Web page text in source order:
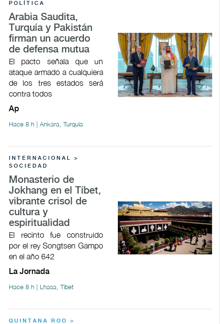
POLÍTICA
Arabia Saudita,
Turquía y Pakistán
firman un acuerdo
de defensa mutua
El pacto señala que un
ataque armado a cualquiera
de los tres estados será
contra todos
Ap
Hace 8 h | Ankara, Turquía
INTERNACIONAL >
SOCIEDAD
Monasterio de
Jokhang en el Tíbet,
vibrante crisol de
cultura y
espiritualidad
El recinto fue construido
por el rey Songtsen Gampo
en el año 642
La Jornada
Hace 8 h | Lhasa, Tíbet
QUINTANA ROO >